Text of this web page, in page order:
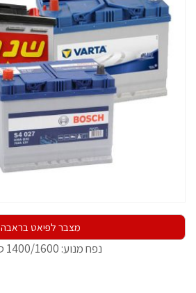
מצבר לפיאט בראבה
נפח מנוע: 1400/1600 סמ“ק